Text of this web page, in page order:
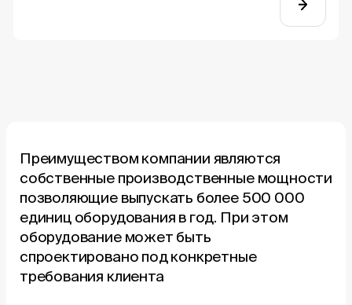
Преимуществом компании являются
собственные производственные мощности
позволяющие выпускать более 500 000
единиц оборудования в год. При этом
оборудование может быть
спроектировано под конкретные
требования клиента